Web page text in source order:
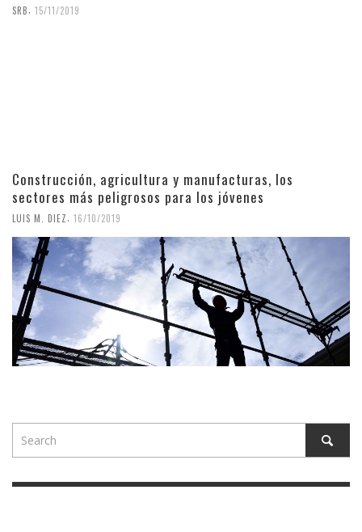
SRB 15/11/2019
Construcción, agricultura y manufacturas, los
sectores más peligrosos para los jóvenes
LUIS M. DIEZ 16/10/2019